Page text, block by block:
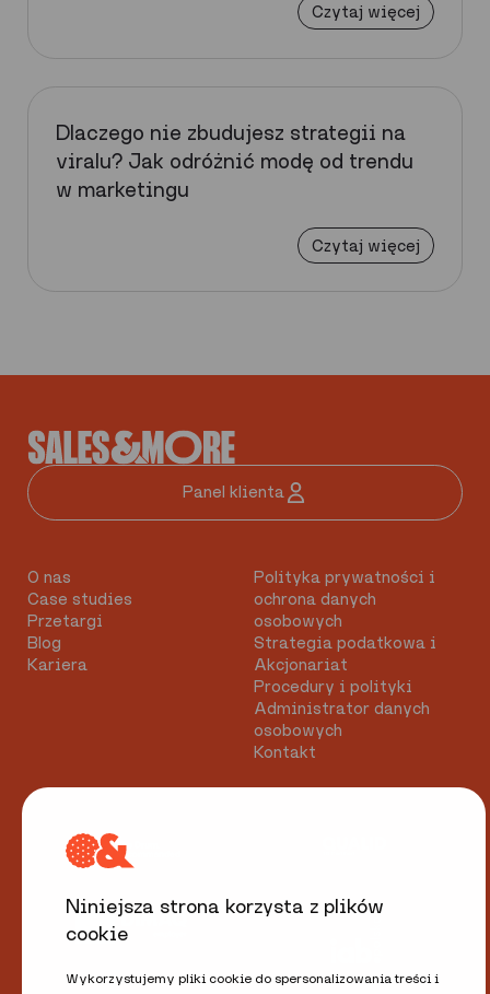
Niniejsza strona korzysta z plików
cookie
Wykorzystujemy pliki cookie do spersonalizowania treści i
Czytaj więcej
Dlaczego nie zbudujesz strategii na
viralu? Jak odróżnić modę od trendu
w marketingu
Czytaj więcej
Panel klienta
O nas
Case studies
Przetargi
Blog
Kariera
Polityka prywatności i
ochrona danych
osobowych
Strategia podatkowa i
Akcjonariat
Procedury i polityki
Administrator danych
osobowych
Kontakt